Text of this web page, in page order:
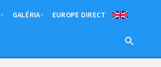
GALÉRIA EUROPE DIRECT